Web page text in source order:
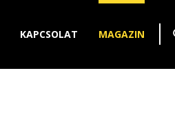
KAPCSOLAT MAGAZIN